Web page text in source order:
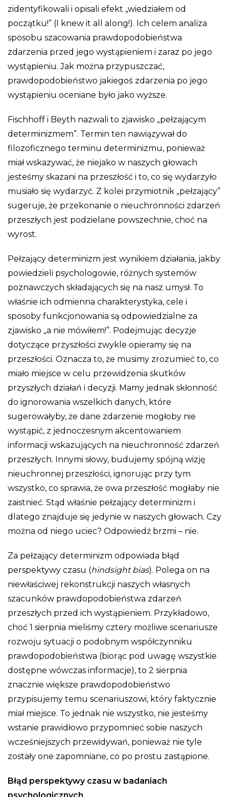
zidentyfikowali i opisali efekt „wiedziałem od
początku!” (I knew it all along!). Ich celem analiza
sposobu szacowania prawdopodobieństwa
zdarzenia przed jego wystąpieniem i zaraz po jego
wystąpieniu. Jak można przypuszczać,
prawdopodobieństwo jakiegoś zdarzenia po jego
wystąpieniu oceniane było jako wyższe.
Fischhoff i Beyth nazwali to zjawisko „pełzającym
determinizmem”. Termin ten nawiązywał do
filozoficznego terminu determinizmu, ponieważ
miał wskazywać, że niejako w naszych głowach
jesteśmy skazani na przeszłość i to, co się wydarzyło
musiało się wydarzyć. Z kolei przymiotnik „pełzający”
sugeruje, że przekonanie o nieuchronności zdarzeń
przeszłych jest podzielane powszechnie, choć na
wyrost.
Pełzający determinizm jest wynikiem działania, jakby
powiedzieli psychologowie, różnych systemów
poznawczych składających się na nasz umysł. To
właśnie ich odmienna charakterystyka, cele i
sposoby funkcjonowania są odpowiedzialne za
zjawisko „a nie mówiłem!”. Podejmując decyzje
dotyczące przyszłości zwykle opieramy się na
przeszłości. Oznacza to, że musimy zrozumieć to, co
miało miejsce w celu przewidzenia skutków
przyszłych działań i decyzji. Mamy jednak skłonność
do ignorowania wszelkich danych, które
sugerowałyby, że dane zdarzenie mogłoby nie
wystąpić, z jednoczesnym akcentowaniem
informacji wskazujących na nieuchronność zdarzeń
przeszłych. Innymi słowy, budujemy spójną wizję
nieuchronnej przeszłości, ignorując przy tym
wszystko, co sprawia, że owa przeszłość mogłaby nie
zaistnieć. Stąd właśnie pełzający determinizm i
dlatego znajduje się jedynie w naszych głowach. Czy
można od niego uciec? Odpowiedź brzmi – nie.
Za pełzający determinizm odpowiada błąd
perspektywy czasu (hindsight bias). Polega on na
niewłaściwej rekonstrukcji naszych własnych
szacunków prawdopodobieństwa zdarzeń
przeszłych przed ich wystąpieniem. Przykładowo,
choć 1 sierpnia mieliśmy cztery możliwe scenariusze
rozwoju sytuacji o podobnym współczynniku
prawdopodobieństwa (biorąc pod uwagę wszystkie
dostępne wówczas informacje), to 2 sierpnia
znacznie większe prawdopodobieństwo
przypisujemy temu scenariuszowi, który faktycznie
miał miejsce. To jednak nie wszystko, nie jesteśmy
wstanie prawidłowo przypomnieć sobie naszych
wcześniejszych przewidywań, ponieważ nie tyle
zostały one zapomniane, co po prostu zastąpione.
Błąd perspektywy czasu w badaniach